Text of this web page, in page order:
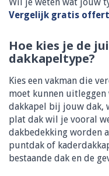
Vergelijk gratis
Hoe kies je de
dakkapeltype?
Kies een vakman die
moet kunnen
dakkapel bij jouw dak,
plat dak wil je vooral
dakbedekking worden
puntdak of
bestaande dak en de